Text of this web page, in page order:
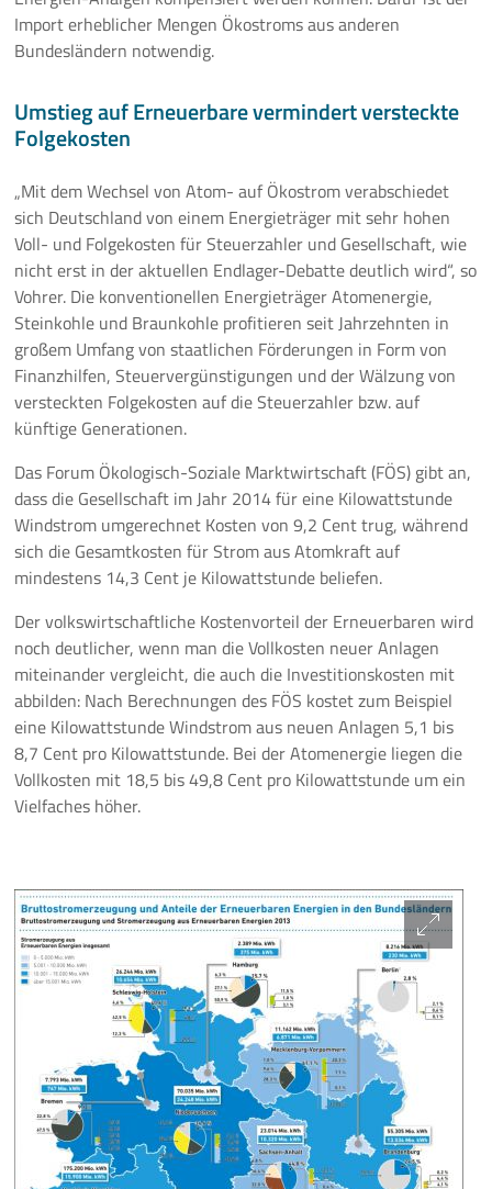
Import erheblicher Mengen Ökostroms aus anderen
Bundesländern notwendig.
Umstieg auf Erneuerbare vermindert versteckte
Folgekosten
„Mit dem Wechsel von Atom- auf Ökostrom verabschiedet
sich Deutschland von einem Energieträger mit sehr hohen
Voll- und Folgekosten für Steuerzahler und Gesellschaft, wie
nicht erst in der aktuellen Endlager-Debatte deutlich wird“, so
Vohrer. Die konventionellen Energieträger Atomenergie,
Steinkohle und Braunkohle profitieren seit Jahrzehnten in
großem Umfang von staatlichen Förderungen in Form von
Finanzhilfen, Steuervergünstigungen und der Wälzung von
versteckten Folgekosten auf die Steuerzahler bzw. auf
künftige Generationen.
Das Forum Ökologisch-Soziale Marktwirtschaft (FÖS) gibt an,
dass die Gesellschaft im Jahr 2014 für eine Kilowattstunde
Windstrom umgerechnet Kosten von 9,2 Cent trug, während
sich die Gesamtkosten für Strom aus Atomkraft auf
mindestens 14,3 Cent je Kilowattstunde beliefen.
Der volkswirtschaftliche Kostenvorteil der Erneuerbaren wird
noch deutlicher, wenn man die Vollkosten neuer Anlagen
miteinander vergleicht, die auch die Investitionskosten mit
abbilden: Nach Berechnungen des FÖS kostet zum Beispiel
eine Kilowattstunde Windstrom aus neuen Anlagen 5,1 bis
8,7 Cent pro Kilowattstunde. Bei der Atomenergie liegen die
Vollkosten mit 18,5 bis 49,8 Cent pro Kilowattstunde um ein
Vielfaches höher.